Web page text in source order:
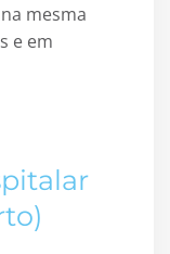
mesma
e em